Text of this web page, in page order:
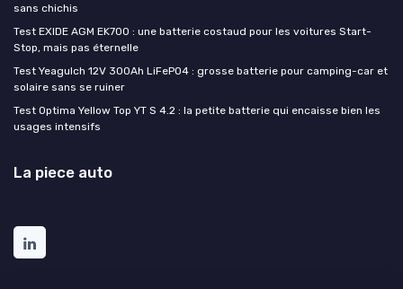
sans chichis
Test EXIDE AGM EK700 : une batterie costaud pour les voitures Start-
Stop, mais pas éternelle
Test Yeagulch 12V 300Ah LiFePO4 : grosse batterie pour camping-car et
solaire sans se ruiner
Test Optima Yellow Top YT S 4.2 : la petite batterie qui encaisse bien les
usages intensifs
La piece auto